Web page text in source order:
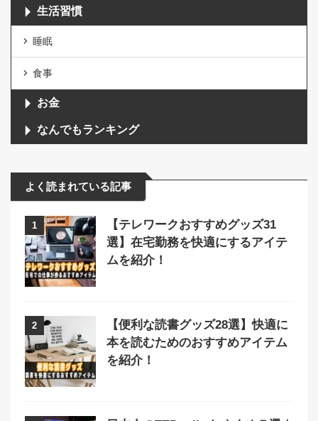
生活習慣
睡眠
食事
お金
なんでもランキング
よく読まれている記事
1
【テレワークおすすめグッズ31
選】在宅勤務を快適にするアイテ
ムを紹介！
2
【便利な読書グッズ28選】快適に
本を読むためのおすすめアイテム
を紹介！